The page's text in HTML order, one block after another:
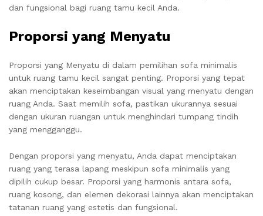
dan fungsional bagi ruang tamu kecil Anda.
Proporsi yang Menyatu
Proporsi yang Menyatu di dalam pemilihan sofa minimalis
untuk ruang tamu kecil sangat penting. Proporsi yang tepat
akan menciptakan keseimbangan visual yang menyatu dengan
ruang Anda. Saat memilih sofa, pastikan ukurannya sesuai
dengan ukuran ruangan untuk menghindari tumpang tindih
yang mengganggu.
Dengan proporsi yang menyatu, Anda dapat menciptakan
ruang yang terasa lapang meskipun sofa minimalis yang
dipilih cukup besar. Proporsi yang harmonis antara sofa,
ruang kosong, dan elemen dekorasi lainnya akan menciptakan
tatanan ruang yang estetis dan fungsional.